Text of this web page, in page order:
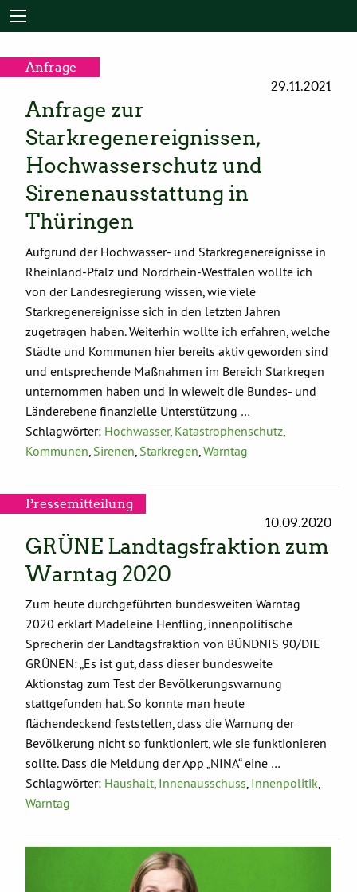
Anfrage
29.11.2021
Anfrage zur
Starkregenereignissen,
Hochwasserschutz und
Sirenenausstattung in
Thüringen
Aufgrund der Hochwasser- und Starkregenereignisse in
Rheinland-Pfalz und Nordrhein-Westfalen wollte ich
von der Landesregierung wissen, wie viele
Starkregenereignisse sich in den letzten Jahren
zugetragen haben. Weiterhin wollte ich erfahren, welche
Städte und Kommunen hier bereits aktiv geworden sind
und entsprechende Maßnahmen im Bereich Starkregen
unternommen haben und in wieweit die Bundes- und
Länderebene finanzielle Unterstützung …
Schlagwörter: Hochwasser, Katastrophenschutz
Kommunen Sirenen Starkregen Warntag
Pressemitteilung
10.09.2020
GRÜNE Landtagsfraktion zum
Warntag 2020
Zum heute durchgeführten bundesweiten Warntag
2020 erklärt Madeleine Henfling, innenpolitische
Sprecherin der Landtagsfraktion von BÜNDNIS 90/DIE
GRÜNEN: „Es ist gut, dass dieser bundesweite
Aktionstag zum Test der Bevölkerungswarnung
stattgefunden hat. So konnte man heute
flächendeckend feststellen, dass die Warnung der
Bevölkerung nicht so funktioniert, wie sie funktionieren
sollte. Dass die Meldung der App „NINA“ eine …
Schlagwörter: Haushalt, Innenausschuss, Innenpolitik,
Warntag